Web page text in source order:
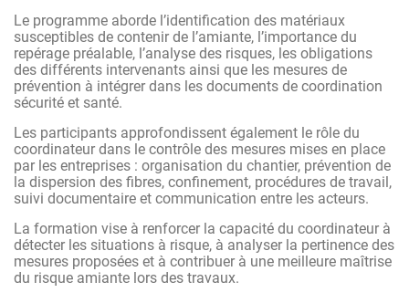
Le programme aborde l’identification des matériaux
susceptibles de contenir de l’amiante, l’importance du
repérage préalable, l’analyse des risques, les obligations
des différents intervenants ainsi que les mesures de
prévention à intégrer dans les documents de coordination
sécurité et santé.
Les participants approfondissent également le rôle du
coordinateur dans le contrôle des mesures mises en place
par les entreprises : organisation du chantier, prévention de
la dispersion des fibres, confinement, procédures de travail,
suivi documentaire et communication entre les acteurs.
La formation vise à renforcer la capacité du coordinateur à
détecter les situations à risque, à analyser la pertinence des
mesures proposées et à contribuer à une meilleure maîtrise
du risque amiante lors des travaux.